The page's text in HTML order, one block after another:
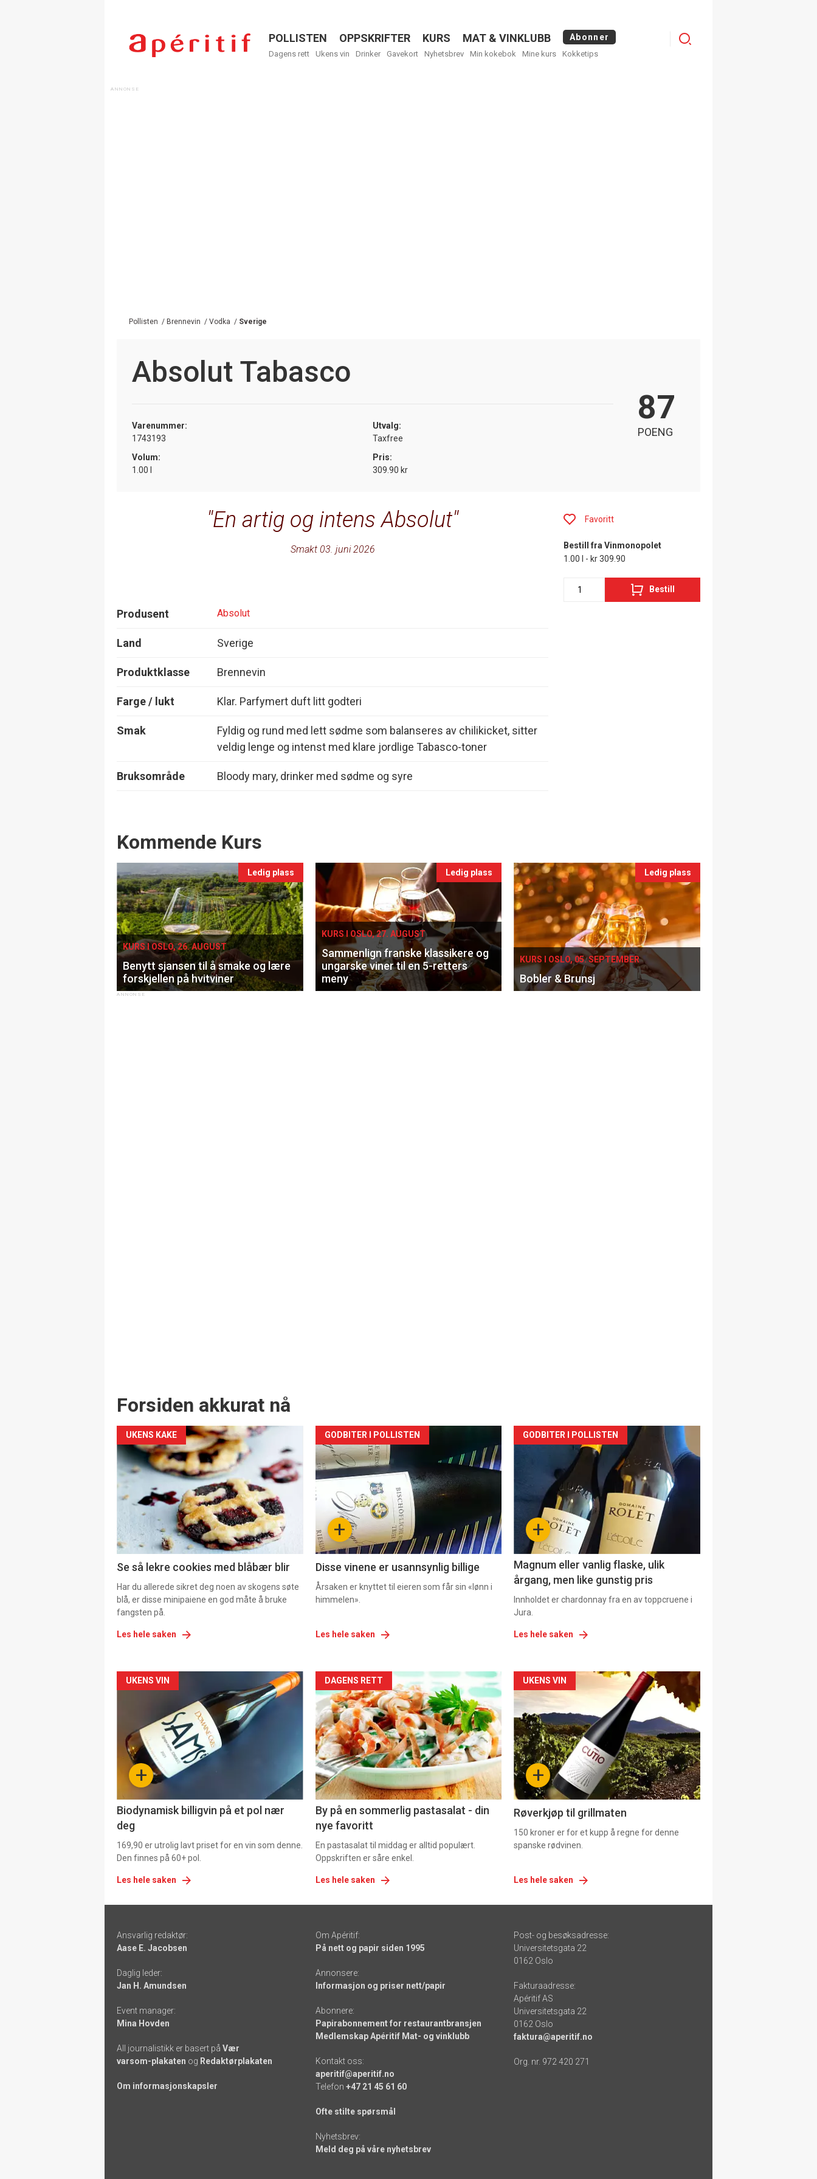
Menu
POLLISTEN OPPSKRIFTER KURS MAT & VINKLUBB Abonner
Dagens rett Ukens vin Drinker Gavekort Nyhetsbrev Min kokebok Mine kurs Kokketips
Menu
Pollisten / Brennevin / Vodka / Sverige
Absolut Tabasco
Varenummer:
1743193
Utvalg:
Taxfree
Volum:
1.00 l
Pris:
309.90 kr
87
POENG
En artig og intens Absolut
Smakt 03. juni 2026
Produsent Absolut
Land Sverige
Produktklasse Brennevin
Farge / lukt Klar. Parfymert duft litt godteri
Smak
Fyldig og rund med lett sødme som balanseres av chilikicket, sitter
veldig lenge og intenst med klare jordlige Tabasco-toner
Bruksområde Bloody mary, drinker med sødme og syre
Favoritt
Bestill fra Vinmonopolet
1.00 l - kr 309.90
Bestill
Events
Kommende Kurs
Ledig plass
KURS I OSLO, 26. AUGUST
Benytt sjansen til å smake og lære
forskjellen på hvitviner
Ledig plass
KURS I OSLO, 27. AUGUST
Sammenlign franske klassikere og
ungarske viner til en 5-retters
meny
Ledig plass
KURS I OSLO, 05. SEPTEMBER
Bobler & Brunsj
Forsiden akkurat nå
UKENS KAKE
Se så lekre cookies med blåbær blir
Har du allerede sikret deg noen av skogens søte
blå, er disse minipaiene en god måte å bruke
fangsten på.
Les hele saken
Forsiden
akkurat
nå
2 +
GODBITER I POLLISTEN
Disse vinene er usannsynlig billige
Årsaken er knyttet til eieren som får sin «lønn i
himmelen».
Les hele saken
Forsiden
akkurat
nå
+
GODBITER I POLLISTEN
Magnum eller vanlig flaske, ulik
årgang, men like gunstig pris
Innholdet er chardonnay fra en av toppcruene i
Jura.
Les hele saken
Forsiden
akkurat
nå
-
+
UKENS VIN
Biodynamisk billigvin på et pol nær
deg
169,90 er utrolig lavt priset for en vin som denne.
Den finnes på 60+ pol.
Les hele saken
Forsiden
akkurat
nå
-
5
DAGENS RETT
By på en sommerlig pastasalat - din
nye favoritt
En pastasalat til middag er alltid populært.
Oppskriften er såre enkel.
Les hele saken
Forsiden
akkurat
nå
-
6 +
UKENS VIN
Røverkjøp til grillmaten
150 kroner er for et kupp å regne for denne
spanske rødvinen.
Les hele saken
-
links
Ansvarlig redaktør:
Aase E. Jacobsen
Daglig leder:
Jan H. Amundsen
Event manager:
Mina Hovden
All journalistikk er basert på Vær
varsom-plakaten og Redaktørplakaten
Om informasjonskapsler
Om Apéritif:
På nett og papir siden 1995
Annonsere:
Informasjon og priser nett/papir
Abonnere:
Papirabonnement for restaurantbransjen
Medlemskap Apéritif Mat- og vinklubb
Kontakt oss:
aperitif@aperitif.no
Telefon +47 21 45 61 60
Ofte stilte spørsmål
Nyhetsbrev:
Meld deg på våre nyhetsbrev
Post- og besøksadresse:
Universitetsgata 22
0162 Oslo
Fakturaadresse:
Apéritif AS
Universitetsgata 22
0162 Oslo
faktura@aperitif.no
Org. nr. 972 420 271